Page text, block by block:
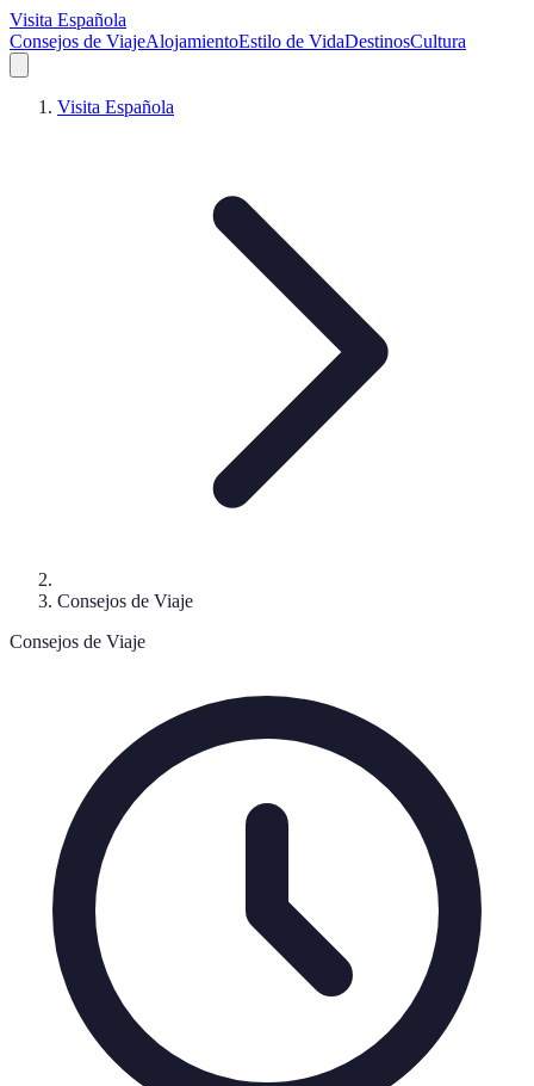
Visita Española
Consejos de ViajeAlojamientoEstilo de VidaDestinosCultura
Visita Española
Consejos de Viaje
Consejos de Viaje